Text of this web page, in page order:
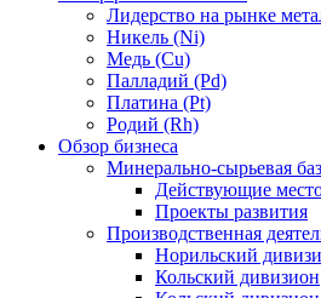
Лидерство на рынке
Никель (Ni)
Медь (Cu)
Палладий (Pd)
Платина (Pt)
Родий (Rh)
Обзор бизнеса
Минерально-сырьевая
Действующие
Проекты развития
Производственная
Норильский
Кольский дивизион